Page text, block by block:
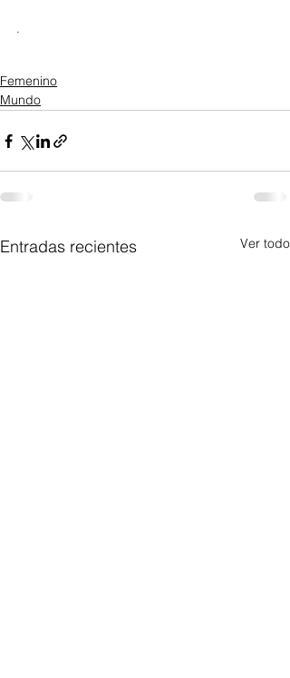
.
Femenino
Mundo
Entradas recientes Ver todo